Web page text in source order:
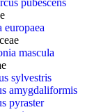
europaea
mascula
sylvestris
amygdaliformis
pyraster